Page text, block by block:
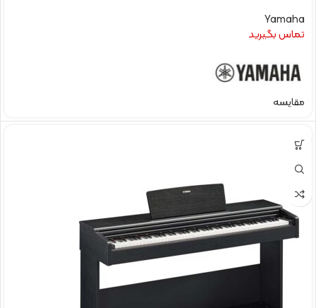
Yamaha
تماس بگیرید
مقایسه